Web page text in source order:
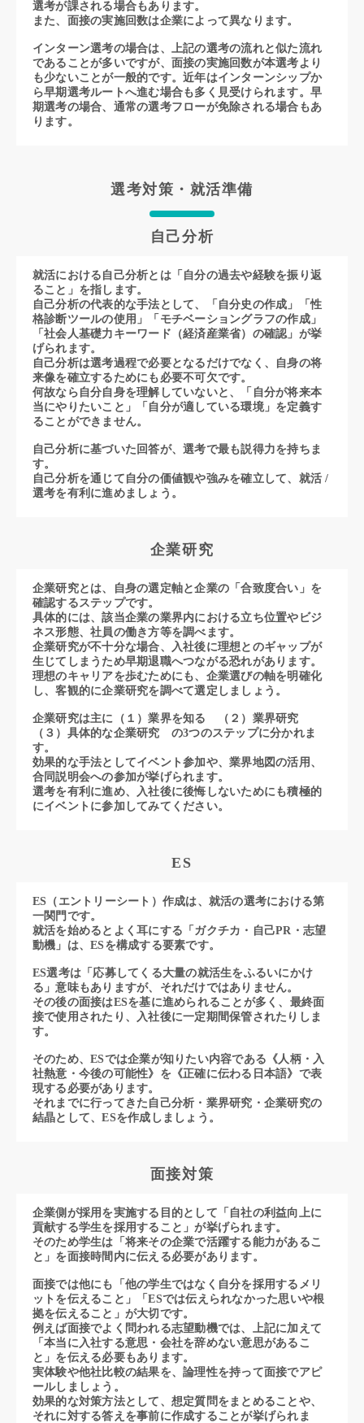
選考が課される場合もあります。
また、面接の実施回数は企業によって異なります。
インターン選考の場合は、上記の選考の流れと似た流れ
であることが多いですが、面接の実施回数が本選考より
も少ないことが一般的です。近年はインターンシップか
ら早期選考ルートへ進む場合も多く見受けられます。早
期選考の場合、通常の選考フローが免除される場合もあ
ります。
選考対策・就活準備
自己分析
就活における自己分析とは「自分の過去や経験を振り返
ること」を指します。
自己分析の代表的な手法として、「自分史の作成」「性
格診断ツールの使用」「モチベーショングラフの作成」
「社会人基礎力キーワード（経済産業省）の確認」が挙
げられます。
自己分析は選考過程で必要となるだけでなく、自身の将
来像を確立するためにも必要不可欠です。
何故なら自分自身を理解していないと、「自分が将来本
当にやりたいこと」「自分が適している環境」を定義す
ることができません。
自己分析に基づいた回答が、選考で最も説得力を持ちま
す。
自己分析を通じて自分の価値観や強みを確立して、就活 /
選考を有利に進めましょう。
企業研究
企業研究とは、自身の選定軸と企業の「合致度合い」を
確認するステップです。
具体的には、該当企業の業界内における立ち位置やビジ
ネス形態、社員の働き方等を調べます。
企業研究が不十分な場合、入社後に理想とのギャップが
生じてしまうため早期退職へつながる恐れがあります。
理想のキャリアを歩むためにも、企業選びの軸を明確化
し、客観的に企業研究を調べて選定しましょう。
企業研究は主に（１）業界を知る （２）業界研究
（３）具体的な企業研究 の3つのステップに分かれま
す。
効果的な手法としてイベント参加や、業界地図の活用、
合同説明会への参加が挙げられます。
選考を有利に進め、入社後に後悔しないためにも積極的
にイベントに参加してみてください。
ES
ES（エントリーシート）作成は、就活の選考における第
一関門です。
就活を始めるとよく耳にする「ガクチカ・自己PR・志望
動機」は、ESを構成する要素です。
ES選考は「応募してくる大量の就活生をふるいにかけ
る」意味もありますが、それだけではありません。
その後の面接はESを基に進められることが多く、最終面
接で使用されたり、入社後に一定期間保管されたりしま
す。
そのため、ESでは企業が知りたい内容である《人柄・入
社熱意・今後の可能性》を《正確に伝わる日本語》で表
現する必要があります。
それまでに行ってきた自己分析・業界研究・企業研究の
結晶として、ESを作成しましょう。
面接対策
企業側が採用を実施する目的として「自社の利益向上に
貢献する学生を採用すること」が挙げられます。
そのため学生は「将来その企業で活躍する能力があるこ
と」を面接時間内に伝える必要があります。
面接では他にも「他の学生ではなく自分を採用するメリ
ットを伝えること」「ESでは伝えられなかった思いや根
拠を伝えること」が大切です。
例えば面接でよく問われる志望動機では、上記に加えて
「本当に入社する意思・会社を辞めない意思があるこ
と」を伝える必要もあります。
実体験や他社比較の結果を、論理性を持って面接でアピ
ールしましょう。
効果的な対策方法として、想定質問をまとめることや、
それに対する答えを事前に作成することが挙げられま